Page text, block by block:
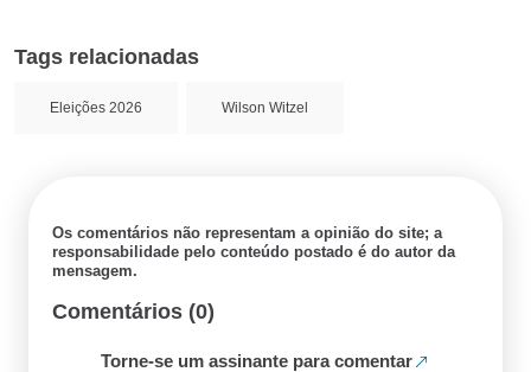
Tags relacionadas
Eleições 2026 Wilson Witzel
Os comentários não representam a opinião do site; a
responsabilidade pelo conteúdo postado é do autor da
mensagem.
Comentários (0)
Torne-se um assinante para comentar